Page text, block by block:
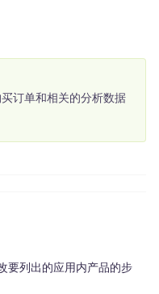
订单和相关的分析数据
要列出的应用内产品的步